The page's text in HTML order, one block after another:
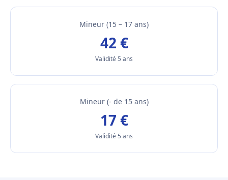
Mineur (15 – 17 ans)
42 €
Validité 5 ans
Mineur (- de 15 ans)
17 €
Validité 5 ans